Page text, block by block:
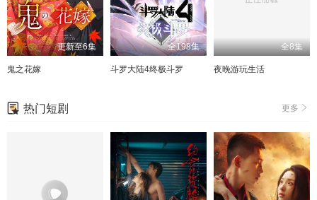
更新至6集
鬼之花嫁
全198集
斗罗大陆4终极斗罗
全8集
夜晚游玩生活
更多
热门短剧